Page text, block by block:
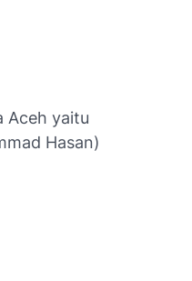
Aceh yaitu
Hasan)